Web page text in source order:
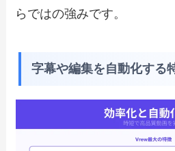
らではの強みです。
字幕や編集を自動化する